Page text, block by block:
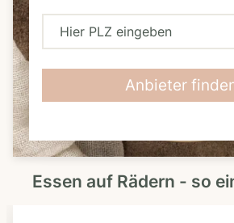
H
L
Z
Anbieter
Essen auf Rädern - so